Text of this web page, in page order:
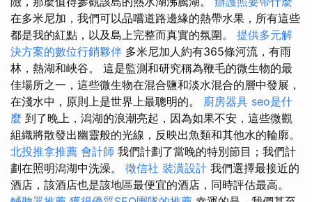
在多米尼加，我們可以品嚐道路邊緣的熱帶水果，所有這些
都是我的紅點，以及島上完整而真實的氛圍。 提供多元解
決方案的數位行銷夥伴 多米尼加人約有365條河流，有雨
林，熱湖和峽谷。 這是監測和研究稱為鞭毛的微生物的最
佳場所之一，這些微生物在混合鹽和淡水混合的層中發展，
在淺水中，原則上是世界上最聰明的。 廚房器具 seo是什
麼 到了晚上，潟湖的浪潮亮起，因為如果不安，這些微觀
組織將散發出幽靈般的光線，反映出魚類和其他水的輪廓。
北投推拿推薦 會計師 我們計劃了當晚的特別節目；我們計
劃在照明潟湖中洗澡。 徵信社 裝潢設計 我們選擇最接近的
酒店，該酒店也是該地區最便宜的酒店，同時評估最高。